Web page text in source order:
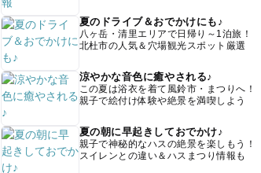
夏のドライブ＆おでかけにも♪
八ヶ岳・清里エリアで日帰り～1泊旅！
北杜市の人気＆穴場観光スポット厳選
涼やかな音色に癒やされる♪
この夏は浴衣を着て風鈴市・まつりへ！
親子で絵付け体験や絶景を満喫しよう
夏の朝に早起きしておでかけ♪
親子で神秘的なハスの絶景を楽しもう！
スイレンとの違い＆ハスまつり情報も